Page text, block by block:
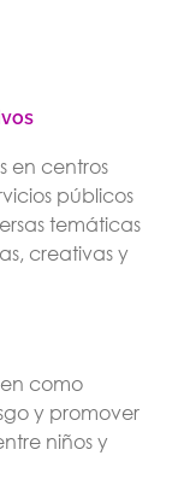
en centros
públicos
temáticas
creativas y
como
y promover
niños y